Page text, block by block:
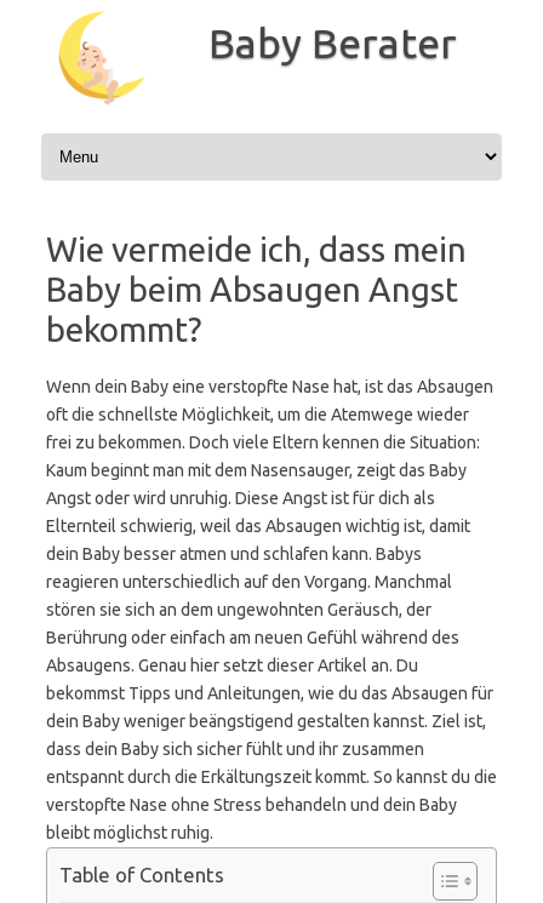
Inhalt
springen
Baby Berater
Wie vermeide ich, dass mein
Baby beim Absaugen Angst
bekommt?
Wenn dein Baby eine verstopfte Nase hat, ist das Absaugen
oft die schnellste Möglichkeit, um die Atemwege wieder
frei zu bekommen. Doch viele Eltern kennen die Situation:
Kaum beginnt man mit dem Nasensauger, zeigt das Baby
Angst oder wird unruhig. Diese Angst ist für dich als
Elternteil schwierig, weil das Absaugen wichtig ist, damit
dein Baby besser atmen und schlafen kann. Babys
reagieren unterschiedlich auf den Vorgang. Manchmal
stören sie sich an dem ungewohnten Geräusch, der
Berührung oder einfach am neuen Gefühl während des
Absaugens. Genau hier setzt dieser Artikel an. Du
bekommst Tipps und Anleitungen, wie du das Absaugen für
dein Baby weniger beängstigend gestalten kannst. Ziel ist,
dass dein Baby sich sicher fühlt und ihr zusammen
entspannt durch die Erkältungszeit kommt. So kannst du die
verstopfte Nase ohne Stress behandeln und dein Baby
bleibt möglichst ruhig.
Table of Contents